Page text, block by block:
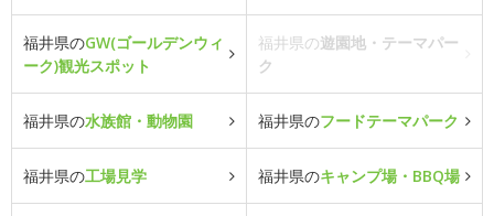
福井県のGW(ゴールデンウィ
ーク)観光スポット
福井県の遊園地・テーマパー
ク
福井県の水族館・動物園 福井県のフードテーマパーク
福井県の工場見学 福井県のキャンプ場・BBQ場